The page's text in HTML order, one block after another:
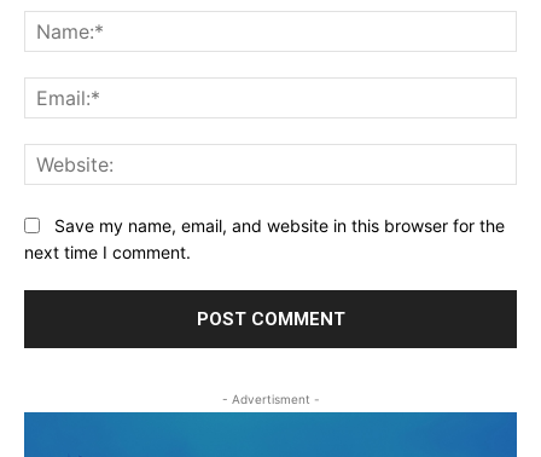
Save my name, email, and website in this browser for the
next time I comment.
- Advertisment -